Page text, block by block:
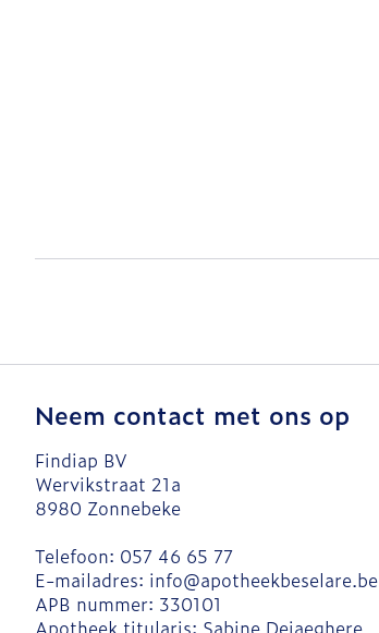
Neem contact met ons op
Findiap BV
Wervikstraat 21a
8980 Zonnebeke
Telefoon: 057 46 65 77
E-mailadres: info@apotheekbeselare.be
APB nummer: 330101